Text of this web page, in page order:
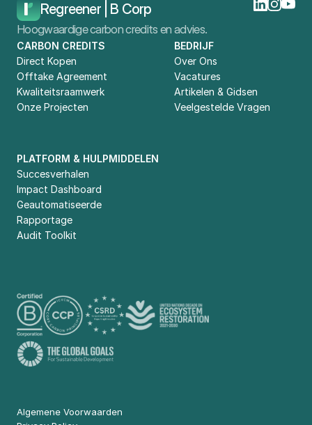
Regreener | B Corp
Hoogwaardige carbon credits en advies.
CARBON CREDITS
Direct Kopen
Offtake Agreement
Kwaliteitsraamwerk
Onze Projecten
PLATFORM & HULPMIDDELEN
Succesverhalen
Impact Dashboard
Geautomatiseerde
Rapportage
Audit Toolkit
BEDRIJF
Over Ons
Vacatures
Artikelen & Gidsen
Veelgestelde Vragen
Algemene Voorwaarden